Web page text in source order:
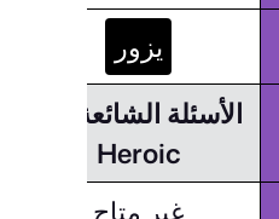
يزور
الأسئلة الشائعة عن
Heroic
غير متاح